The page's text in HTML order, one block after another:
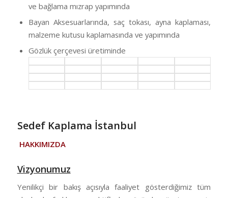
ve bağlama mızrap yapımında
Bayan Aksesuarlarında, saç tokası, ayna kaplaması,
malzeme kutusu kaplamasında ve yapımında
Gözlük çerçevesi üretiminde
Sedef Kaplama İstanbul
HAKKIMIZDA
Vizyonumuz
Yenilikçi bir bakış açısıyla faaliyet gösterdiğimiz tüm